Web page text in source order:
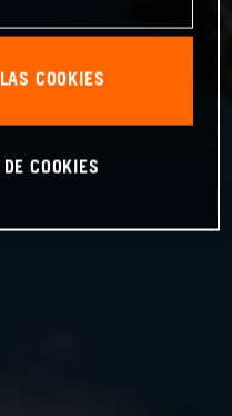
COOKIES
COOKIES